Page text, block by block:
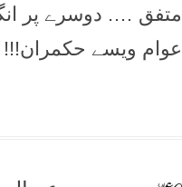
متفق …. دوسرے پر
عوام ویسے حکمران!!!